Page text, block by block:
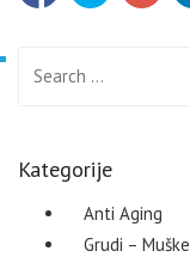
Kategorije
Anti Aging
Grudi – Muške